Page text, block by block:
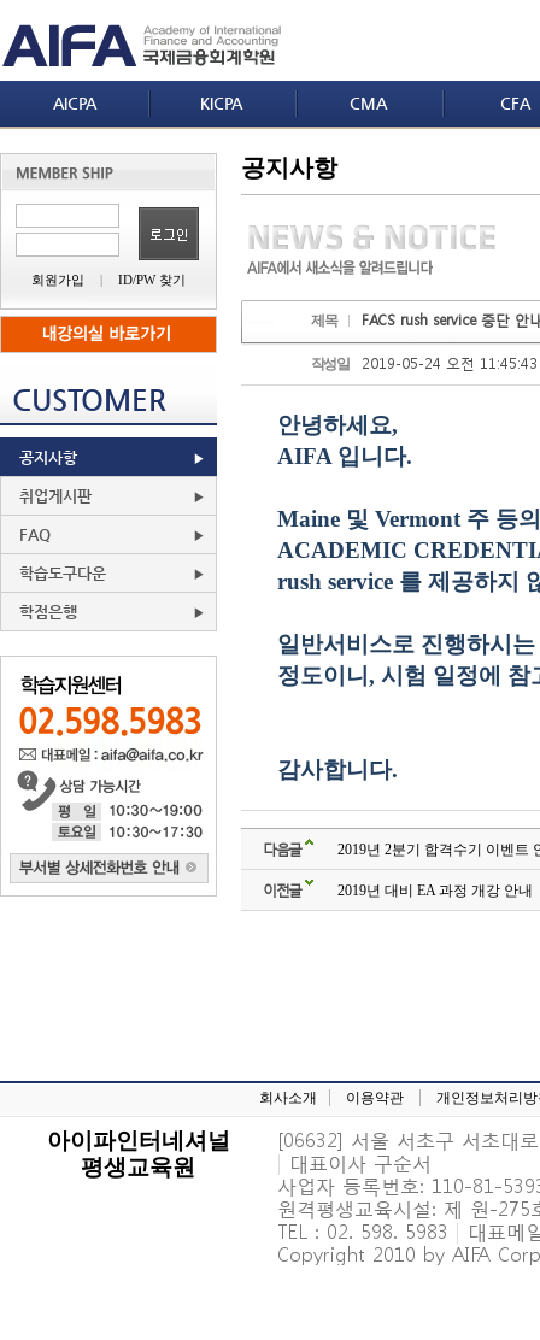
AICPA KICPA CMA CFA
회원가입 | ID/PW 찾기
CUSTOMER
공지사항
취업게시판
FAQ
학습도구다운
학점은행
공지사항
제목 FACS rush service 중단 안
작성일 2019-05-24 오전 11:45:43
안녕하세요,
AIFA 입니다.
Maine 및 Vermont 주 등
ACADEMIC
rush service 를 제공하지
일반서비스로 진행하시
정도이니, 시험 일정에
감사합니다.
다음글 2019년 2분기 합격수기 이벤트
이전글 2019년 대비 EA 과정 개강 안내
회사소개 이용약관 개인정보처리
아이파인터네셔널
평생교육원
[06632] 서울 서초구 서초대
| 대표이사 구순서
사업자 등록번호: 110-81-
원격평생교육시설: 제 원-
TEL : 02. 598. 5983 | 대표메
Copyright 2010 by AIFA